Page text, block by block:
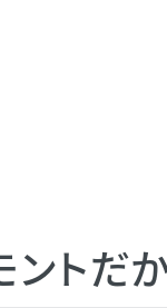
トだ